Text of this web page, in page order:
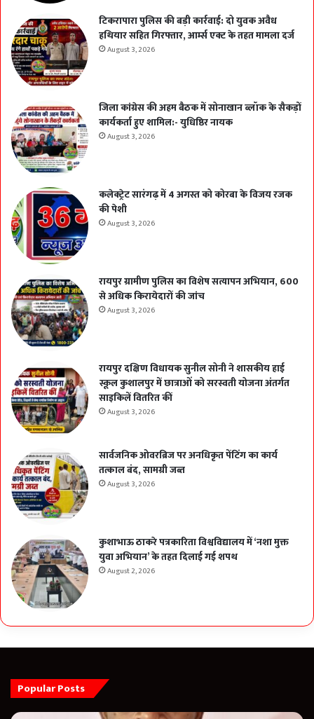
टिकरापारा पुलिस की बड़ी कार्रवाई: दो युवक अवैध
हथियार सहित गिरफ्तार, आर्म्स एक्ट के तहत मामला दर्ज
August 3, 2026
जिला कांग्रेस की अहम बैठक में सोनाखान ब्लॉक के सैकड़ों
कार्यकर्ता हुए शामिल:- युधिष्ठिर नायक
August 3, 2026
कलेक्ट्रेट सारंगढ़ में 4 अगस्त को कोरबा के विजय रजक
की पेशी
August 3, 2026
रायपुर ग्रामीण पुलिस का विशेष सत्यापन अभियान, 600
से अधिक किरायेदारों की जांच
August 3, 2026
रायपुर दक्षिण विधायक सुनील सोनी ने शासकीय हाई
स्कूल कुशालपुर में छात्राओं को सरस्वती योजना अंतर्गत
साइकिलें वितरित कीं
August 3, 2026
सार्वजनिक ओवरब्रिज पर अनधिकृत पेंटिंग का कार्य
तत्काल बंद, सामग्री जब्त
August 3, 2026
कुशाभाऊ ठाकरे पत्रकारिता विश्वविद्यालय में ‘नशा मुक्त
युवा अभियान’ के तहत दिलाई गई शपथ
August 2, 2026
Popular Posts